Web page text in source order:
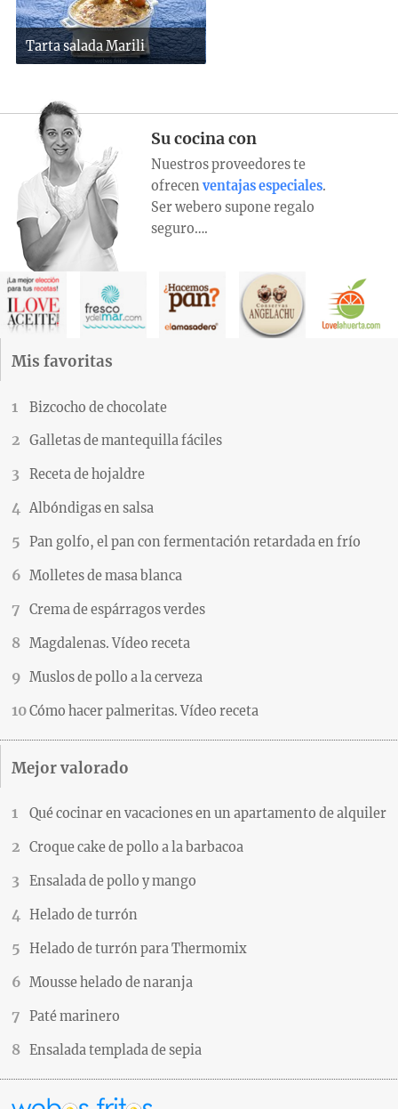
Tarta salada Marili
Su cocina con
Nuestros proveedores te
ofrecen ventajas especiales.
Ser webero supone regalo
seguro….
Mis favoritas
Bizcocho de chocolate
Galletas de mantequilla fáciles
Receta de hojaldre
Albóndigas en salsa
Pan golfo, el pan con fermentación retardada en frío
Molletes de masa blanca
Crema de espárragos verdes
Magdalenas. Vídeo receta
Muslos de pollo a la cerveza
Cómo hacer palmeritas. Vídeo receta
Mejor valorado
Qué cocinar en vacaciones en un apartamento de alquiler
Croque cake de pollo a la barbacoa
Ensalada de pollo y mango
Helado de turrón
Helado de turrón para Thermomix
Mousse helado de naranja
Paté marinero
Ensalada templada de sepia